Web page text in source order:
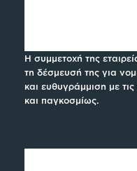
Η συμμετοχή της
τη δέσμευσή της για
και ευθυγράμμιση με
και παγκοσμίως.